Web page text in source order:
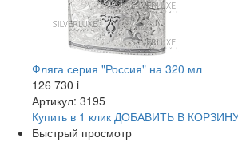
Фляга серия "Россия" на 320 мл
126 730 i
Артикул: 3195
Купить в 1 клик ДОБАВИТЬ В
Быстрый просмотр